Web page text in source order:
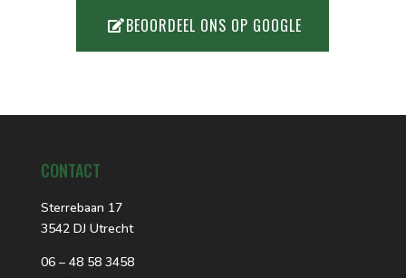
BEOORDEEL ONS OP GOOGLE
CONTACT
Sterrebaan 17
3542 DJ Utrecht
06 – 48 58 3458